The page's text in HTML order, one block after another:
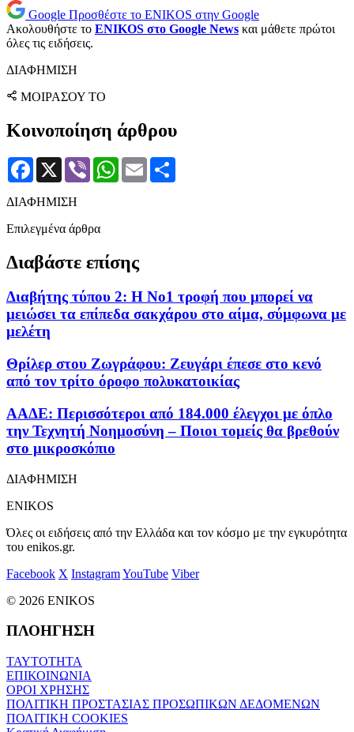
Google Προσθέστε το ENIKOS στην Google
Ακολουθήστε το ENIKOS στο Google News και μάθετε πρώτοι
όλες τις ειδήσεις.
ΔΙΑΦΗΜΙΣΗ
ΜΟΙΡΑΣΟΥ ΤΟ
Κοινοποίηση άρθρου
Facebook
X Viber WhatsApp
Email
ΔΙΑΦΗΜΙΣΗ
Επιλεγμένα άρθρα
Διαβάστε επίσης
Διαβήτης τύπου 2: Η Νο1 τροφή που μπορεί να
μειώσει τα επίπεδα σακχάρου στο αίμα, σύμφωνα με
μελέτη
Θρίλερ στου Ζωγράφου: Ζευγάρι έπεσε στο κενό
από τον τρίτο όροφο πολυκατοικίας
ΑΑΔΕ: Περισσότεροι από 184.000 έλεγχοι με όπλο
την Τεχνητή Νοημοσύνη – Ποιοι τομείς θα βρεθούν
στο μικροσκόπιο
ΔΙΑΦΗΜΙΣΗ
ENIKOS
Όλες οι ειδήσεις από την Ελλάδα και τον κόσμο με την εγκυρότητα
του enikos.gr.
Facebook X InstagramYouTube Viber
© 2026 ENIKOS
ΠΛΟΗΓΗΣΗ
ΤΑΥΤΟΤΗΤΑ
ΕΠΙΚΟΙΝΩΝΙΑ
ΟΡΟΙ ΧΡΗΣΗΣ
ΠΟΛΙΤΙΚΗ ΠΡΟΣΤΑΣΙΑΣ ΠΡΟΣΩΠΙΚΩΝ ΔΕΔΟΜΕΝΩΝ
ΠΟΛΙΤΙΚΗ COOKIES